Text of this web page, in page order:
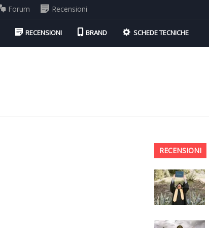
Forum Recensioni
RECENSIONI BRAND SCHEDE TECNICHE
RECENSIONI